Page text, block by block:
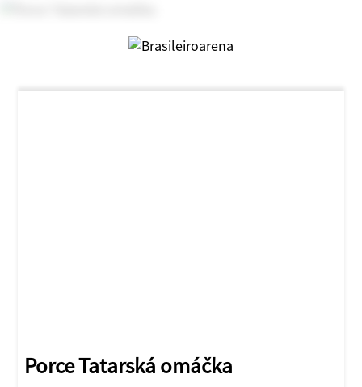
Porce Tatarská omáčka